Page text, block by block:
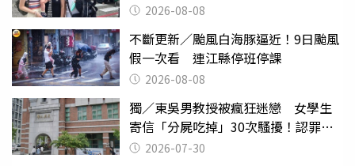
2026-08-08
不斷更新／颱風白海豚逼近！9日颱風
假一次看 連江縣停班停課
2026-08-08
獨／東吳男教授被瘋狂迷戀 女學生
寄信「分屍吃掉」30次騷擾！認罪免
關 2026-07-30